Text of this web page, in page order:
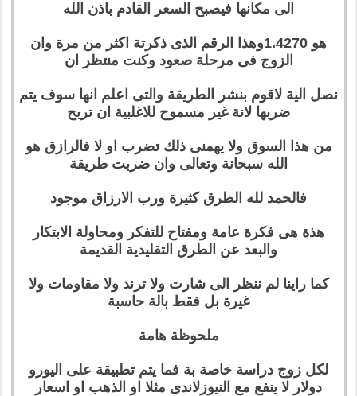
الى مكانها فيصبح السعر القادم باذن الله
هو 1.4270وهذا الرقم الذى ذكرتة اكثر من مرة وان
الزوج فى مرحلة صعود وكنت منتظر ان
نصل الية لاقوم بنشر الطريقة والتى اعلم انها سوف يتم
ضربها لانة غير مسموح للاغلبية ان تربح
من هذا السوق ولا يهمنى ذلك تضرب او لا فالرازق هو
الله سبحانة وتعالى وان ضربت طريقة
فالحمد لله الطرق كثيرة ورب الارزاق موجود
هذة هى فكرة عامة ومفتاح للتفكر ومحاولة الابتكار
والبعد عن الطرق التقليدية القديمة
كما راينا لم ننظر الى شارت ولا ترند ولا مقاومات ولا
غيرة بل فقط بالة حاسبة
ملحوظة هامة
لكل زوج دراسة خاصة بة فما يتم تطبيقة على اليورو
دولار لا ينفع مع النيوزلاندى مثلا او الذهب او اسعار